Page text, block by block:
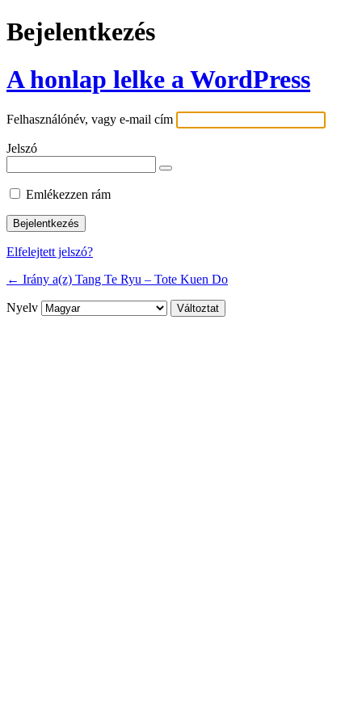
Bejelentkezés
A honlap lelke a WordPress
Felhasználónév, vagy e-mail cím
Jelszó
Emlékezzen rám
Elfelejtett jelszó?
← Irány a(z) Tang Te Ryu – Tote Kuen Do
Nyelv